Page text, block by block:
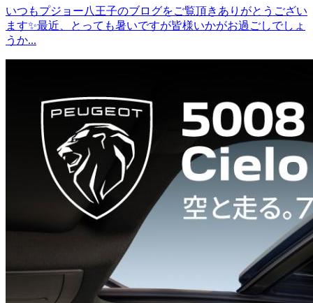
いつもプジョー八王子のブログをご覧頂きありがとうござい
ます✨最近、とっても暑いですが皆様いかがお過ごしでしょ
うか...